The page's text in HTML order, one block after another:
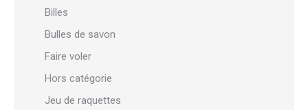
Billes
Bulles de savon
Faire voler
Hors catégorie
Jeu de raquettes